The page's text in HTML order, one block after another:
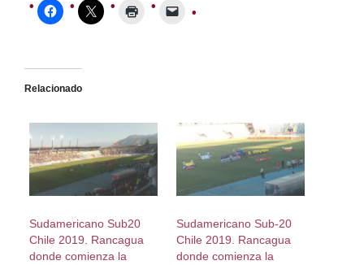
Relacionado
Sudamericano Sub20
Chile 2019. Rancagua
donde comienza la
Sudamericano Sub-20
Chile 2019. Rancagua
donde comienza la